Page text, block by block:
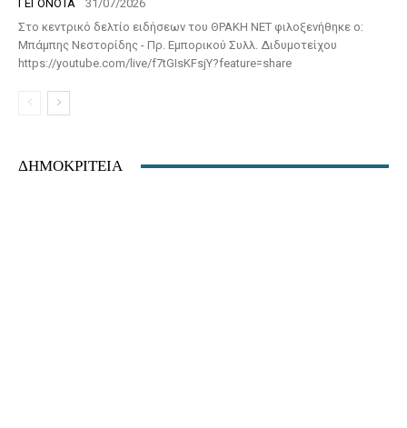
ΓΕΓΟΝΟΤΑ
31/07/2026
Στο κεντρικό δελτίο ειδήσεων του ΘΡΑΚΗ ΝΕΤ φιλοξενήθηκε ο:
Μπάμπης Νεστορίδης - Πρ. Εμπορικού Συλλ. Διδυμοτείχου
https://youtube.com/live/f7tGIsKFsjY?feature=share
ΔΗΜΟΚΡΙΤΕΙΑ